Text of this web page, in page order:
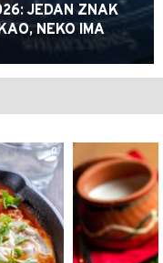
JEDAN ZNAK
NEKO IMA
0